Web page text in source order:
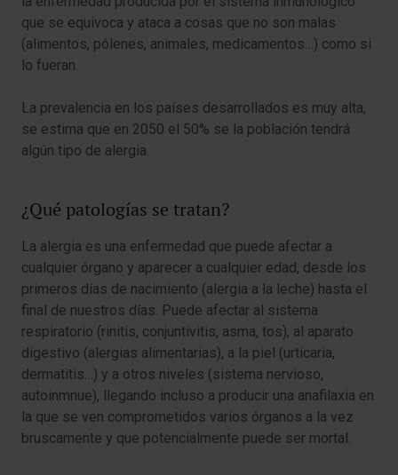
que se equivoca y ataca a cosas que no son malas
(alimentos, pólenes, animales, medicamentos…) como si
lo fueran.
La prevalencia en los países desarrollados es muy alta,
se estima que en 2050 el 50% se la población tendrá
algún tipo de alergia.
¿Qué patologías se tratan?
La alergia es una enfermedad que puede afectar a
cualquier órgano y aparecer a cualquier edad, desde los
primeros días de nacimiento (alergia a la leche) hasta el
final de nuestros días. Puede afectar al sistema
respiratorio (rinitis, conjuntivitis, asma, tos), al aparato
digestivo (alergias alimentarias), a la piel (urticaria,
dermatitis…) y a otros niveles (sistema nervioso,
autoinmnue), llegando incluso a producir una anafilaxia en
la que se ven comprometidos varios órganos a la vez
bruscamente y que potencialmente puede ser mortal.